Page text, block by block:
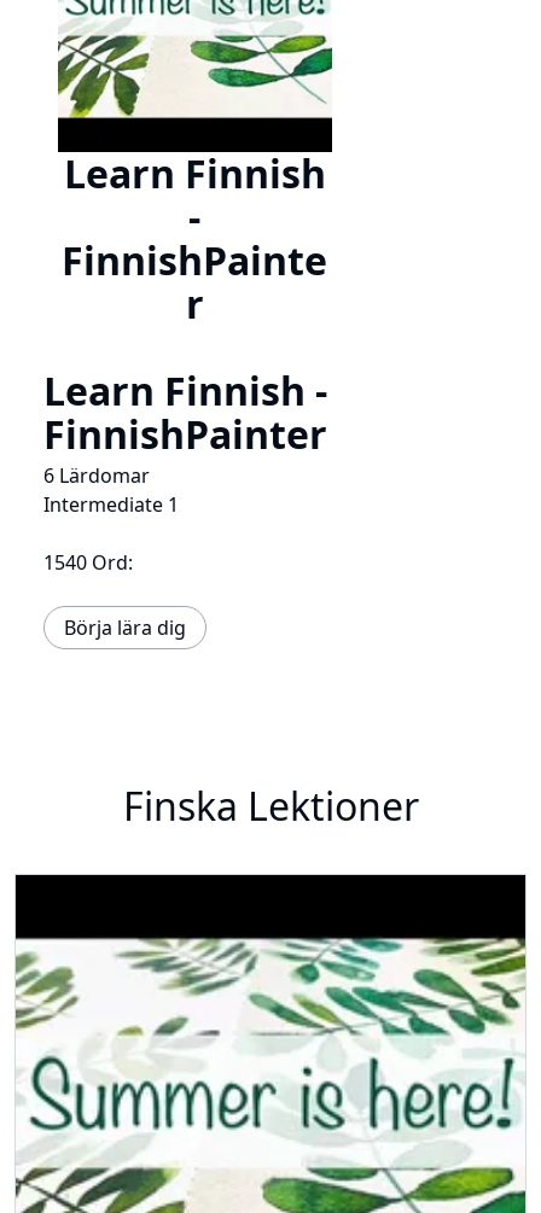
Learn Finnish
-
FinnishPainte
r
Learn Finnish -
FinnishPainter
6 Lärdomar
Intermediate 1
1540 Ord:
Börja lära dig
Finska Lektioner